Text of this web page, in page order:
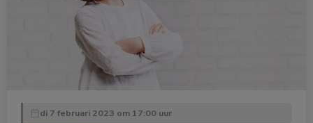
di 7 februari 2023 om 17:00 uur